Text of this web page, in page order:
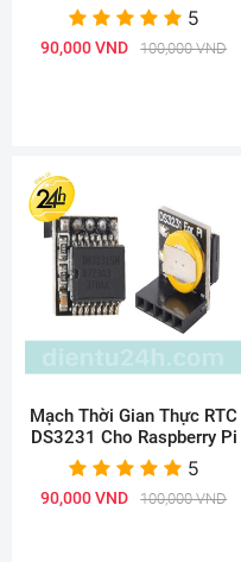
5
90,000 VND 100,000 VND
Mạch Thời Gian Thực RTC
DS3231 Cho Raspberry Pi
5
90,000 VND 100,000 VND